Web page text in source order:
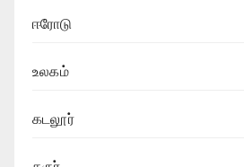
ஈரோடு
உலகம்
கடலூர்